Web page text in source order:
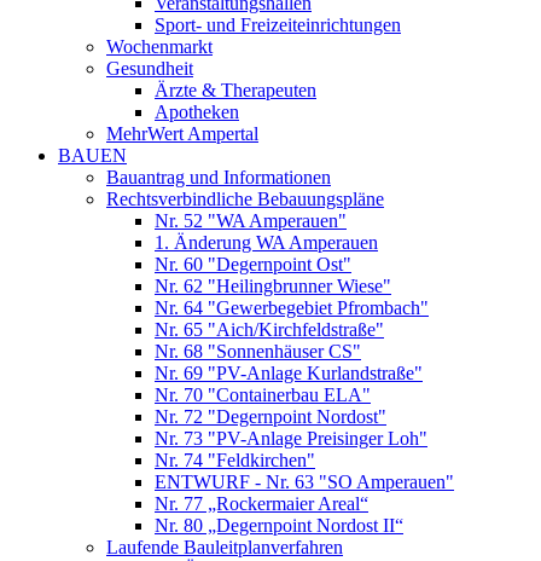
Sport- und Freizeiteinrichtungen
Wochenmarkt
Gesundheit
Ärzte & Therapeuten
Apotheken
MehrWert Ampertal
BAUEN
Bauantrag und Informationen
Rechtsverbindliche Bebauungspläne
Nr. 52 "WA Amperauen"
1. Änderung WA Amperauen
Nr. 60 "Degernpoint Ost"
Nr. 62 "Heilingbrunner Wiese"
Nr. 64 "Gewerbegebiet Pfrombach"
Nr. 65 "Aich/Kirchfeldstraße"
Nr. 68 "Sonnenhäuser CS"
Nr. 69 "PV-Anlage Kurlandstraße"
Nr. 70 "Containerbau ELA"
Nr. 72 "Degernpoint Nordost"
Nr. 73 "PV-Anlage Preisinger Loh"
Nr. 74 "Feldkirchen"
ENTWURF - Nr. 63 "SO Amperauen"
Nr. 77 „Rockermaier Areal“
Nr. 80 „Degernpoint Nordost II“
Laufende Bauleitplanverfahren